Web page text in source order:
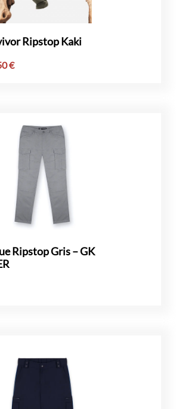
Ripstop Kaki
€
Ripstop Gris – GK